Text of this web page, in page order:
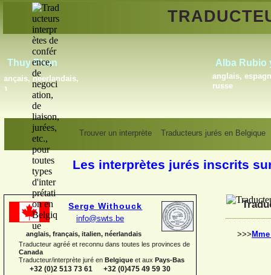
Serge Withouck
info@swts.be
anglais, français, italien, néerlandais
Traducteur agréé et reconnu dans toutes les provinces de
Canada
Traducteur/interprète juré en Belgique et aux Pays-Bas
+32 (0)2 513 73 61 +32 (0)475 49 59 30
Trouver un interprète Traducteurs jurés en Belgique
Les interprètes jurés inscrits
>>>